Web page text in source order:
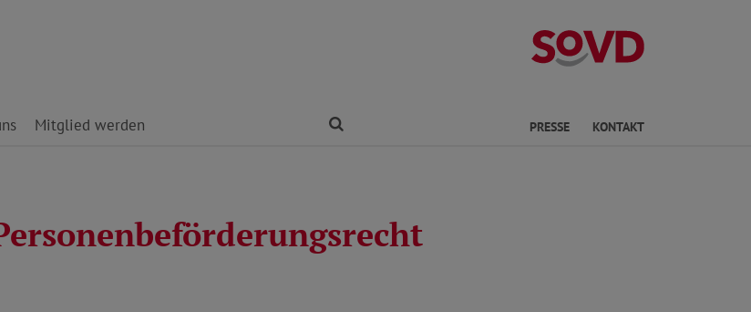
Landesverband
Mitglied werden PRESSE KONTAKT